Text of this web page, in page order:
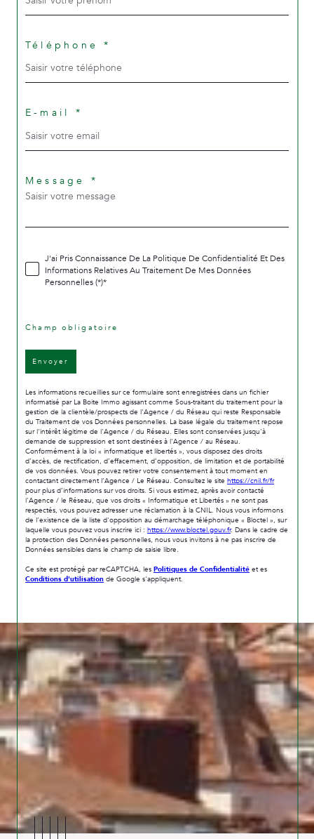
Téléphone *
E-mail *
Message *
J'ai Pris Connaissance De La Politique De Confidentialité Et Des
Informations Relatives Au Traitement De Mes Données
Personnelles (*)*
* Champ obligatoire
Envoyer
Les informations recueillies sur ce formulaire sont enregistrées dans un fichier
informatisé par La Boite Immo agissant comme Sous-traitant du traitement pour la
gestion de la clientèle/prospects de l'Agence / du Réseau qui reste Responsable
du Traitement de vos Données personnelles. La base légale du traitement repose
sur l'intérêt légitime de l'Agence / du Réseau. Elles sont conservées jusqu'à
demande de suppression et sont destinées à l'Agence / au Réseau.
Conformément à la loi « informatique et libertés », vous disposez des droits
d’accès, de rectification, d’effacement, d’opposition, de limitation et de portabilité
de vos données. Vous pouvez retirer votre consentement à tout moment en
contactant directement l’Agence / Le Réseau. Consultez le site https://cnil.fr/fr
pour plus d’informations sur vos droits. Si vous estimez, après avoir contacté
l'Agence / le Réseau, que vos droits « Informatique et Libertés » ne sont pas
respectés, vous pouvez adresser une réclamation à la CNIL. Nous vous informons
de l’existence de la liste d'opposition au démarchage téléphonique « Bloctel », sur
laquelle vous pouvez vous inscrire ici : https://www.bloctel.gouv.fr. Dans le cadre de
la protection des Données personnelles, nous vous invitons à ne pas inscrire de
Données sensibles dans le champ de saisie libre.
Ce site est protégé par reCAPTCHA, les Politiques de Confidentialité et es
Conditions d'utilisation de Google s'appliquent.